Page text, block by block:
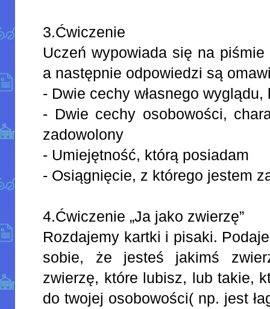
3.Ćwiczenie
Uczeń wypowiada się na
a następnie odpowiedzi są
- Dwie cechy własnego
- Dwie cechy osobowości,
zadowolony
- Umiejętność, którą posiadam
- Osiągnięcie, z którego jestem
4.Ćwiczenie „Ja jako zwierzę”
Rozdajemy kartki i pisaki.
sobie, że jesteś jakimś
zwierzę, które lubisz, lub takie,
do twojej osobowości( np. jest